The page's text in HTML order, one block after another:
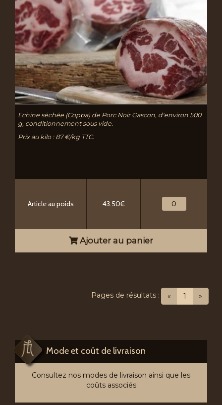
Echine séchée (Coppa) de Porc Noir Gascon, d'environ 500
g, conditionnement sous vide.
Prix au kilo : 87 €/kg TTC.
Article au poids 43.50€
Ajouter au panier
« 1 (current)
»
Pages de résultats :
Mode et coût de livraison
Consultez nos modes de livraison ainsi que les
coûts associés